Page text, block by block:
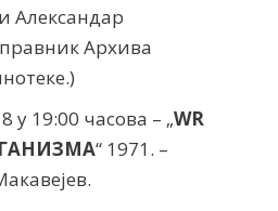
Александар
Архива
у 19:00 часова – „WR
“ 1971. –